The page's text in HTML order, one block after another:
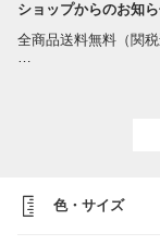
ショップからのお知
全商品送料無料（関税
全商品送料無料（関
■営業日時■
(平日)10:00～17:00
色・サイズ